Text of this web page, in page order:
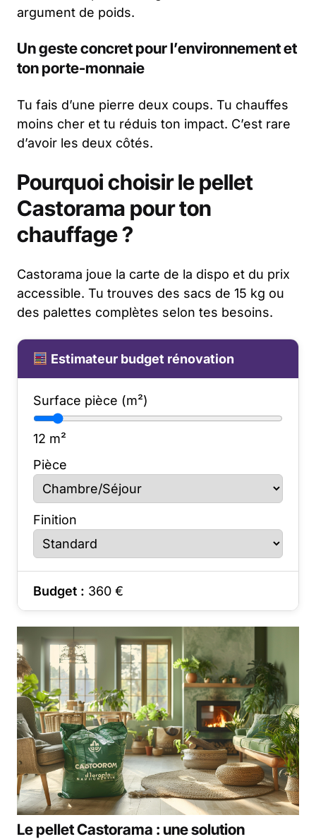
argument de poids.
Un geste concret pour l’environnement et
ton porte-monnaie
Tu fais d’une pierre deux coups. Tu chauffes
moins cher et tu réduis ton impact. C’est rare
d’avoir les deux côtés.
Pourquoi choisir le pellet
Castorama pour ton
chauffage ?
Castorama joue la carte de la dispo et du prix
accessible. Tu trouves des sacs de 15 kg ou
des palettes complètes selon tes besoins.
Estimateur budget rénovation
Surface pièce (m²)
12 m²
Pièce
Finition
Budget : 360 €
Le pellet Castorama : une solution